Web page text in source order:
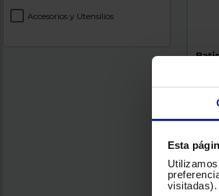
Esta
visitadas).
Accesorios y Utensilios